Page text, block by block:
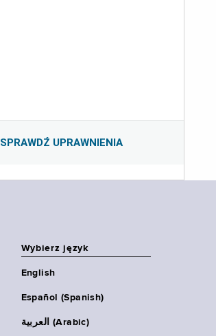
SPRAWDŹ UPRAWNIENIA
Wybierz język
English
Español (Spanish)
العربية (Arabic)